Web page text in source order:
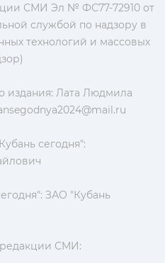
СМИ Эл № ФС77-72910 от
службой по надзору в
технологий и массовых
издания: Лата Людмила
сегодня":
ЗАО "Кубань
СМИ: